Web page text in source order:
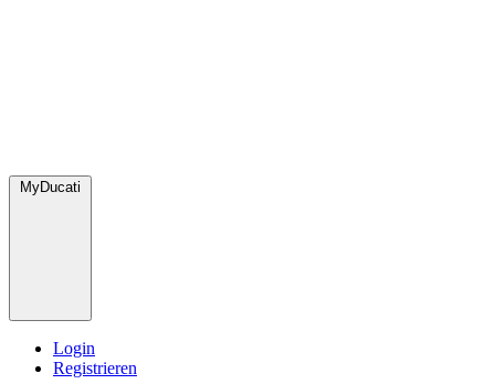
MyDucati
Login
Registrieren